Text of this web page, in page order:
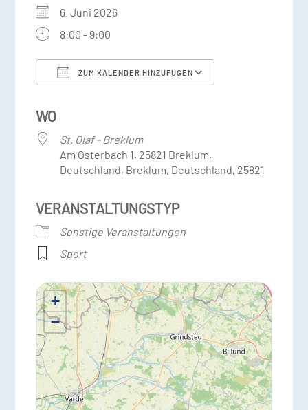
6. Juni 2026
8:00 - 9:00
ZUM KALENDER HINZUFÜGEN
WO
St. Olaf - Breklum
Am Osterbach 1, 25821 Breklum,
Deutschland, Breklum, Deutschland, 25821
VERANSTALTUNGSTYP
Sonstige Veranstaltungen
Sport
+
−